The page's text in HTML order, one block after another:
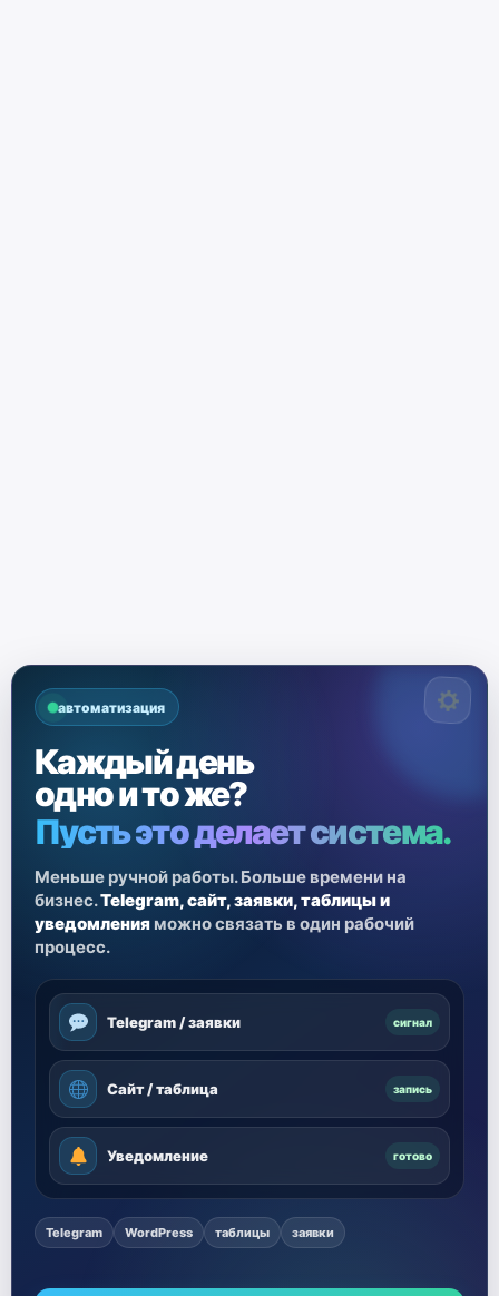
автоматизация
Каждый день
одно и то же?
Пусть это делает система.
Меньше ручной работы. Больше времени на
бизнес.Telegram, сайт, заявки, таблицы и
уведомления можно связать в один рабочий
процесс.
Telegram / заявки сигнал
Сайт / таблица запись
Уведомление готово
Telegram WordPress таблицы заявки